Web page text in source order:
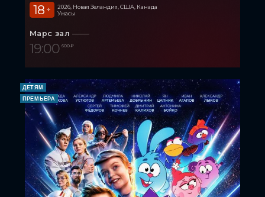
18 +
2026, Новая Зеландия, США, Канада
Ужасы
Марс зал
19:00 600 ₽
ДЕТЯМ
ПРЕМЬЕРА